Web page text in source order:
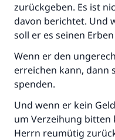
zurückgeben. Es ist
davon berichtet. Und
soll er es seinen
Wenn er den
erreichen kann, dann
spenden.
Und wenn er kein
um Verzeihung bitten
Herrn reumütig